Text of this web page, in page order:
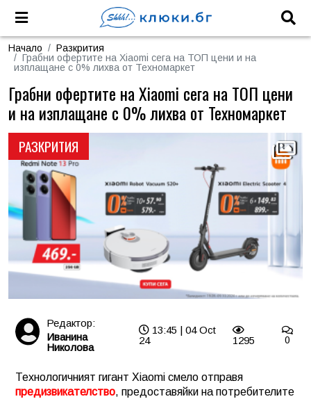
Начало
Разкрития
Грабни офертите на Xiaomi сега на ТОП цени и на
изплащане с 0% лихва от Техномаркет
РАЗКРИТИЯ
Грабни офертите на Xiaomi сега на ТОП цени
и на изплащане с 0% лихва от Техномаркет
Редактор:
Иванина
Николова
13:45 | 04 Oct
24
1295 0
Технологичният гигант Xiaomi смело отправя
предизвикателство, предоставяйки на потребителите